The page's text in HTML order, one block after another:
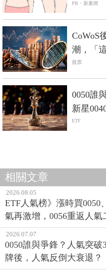
PR・新素簡
CoWoS
潮，「
股票
0050誰
新星
衰退？
ETF
相關文章
2026.08.05
ETF人氣榜》漲時買0050
氣再激增，0056重返人氣
2026.07.07
0050誰與爭鋒？人氣突破
牌後，人氣反倒大衰退？